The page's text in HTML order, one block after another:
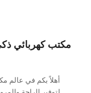
مكتب كهربائي
أهلاً بكم في عالم